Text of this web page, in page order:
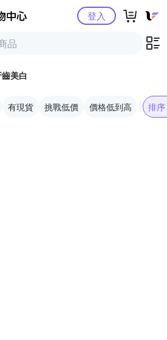
Yahoo購物中心登入
美白
有現貨 挑戰低價 價格低到高 排序